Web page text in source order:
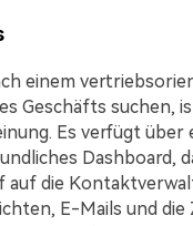
einem
Geschäfts suchen,
Es verfügt über
Dashboard,
auf die
E-Mails und